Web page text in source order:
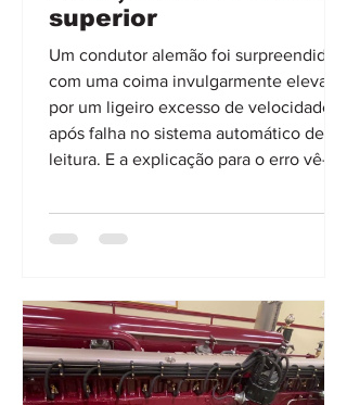
superior
Um condutor alemão foi surpreendido
com uma coima invulgarmente elevada
por um ligeiro excesso de velocidade,
após falha no sistema automático de
leitura. E a explicação para o erro vê-se
radar. Independentemente dos
progressos tecnológicos nestes
muito fiáveis, continuam a registar-se
casos que expõem limitações. Nalguns
casos, os erros, mesmo sendo muito
evidentes